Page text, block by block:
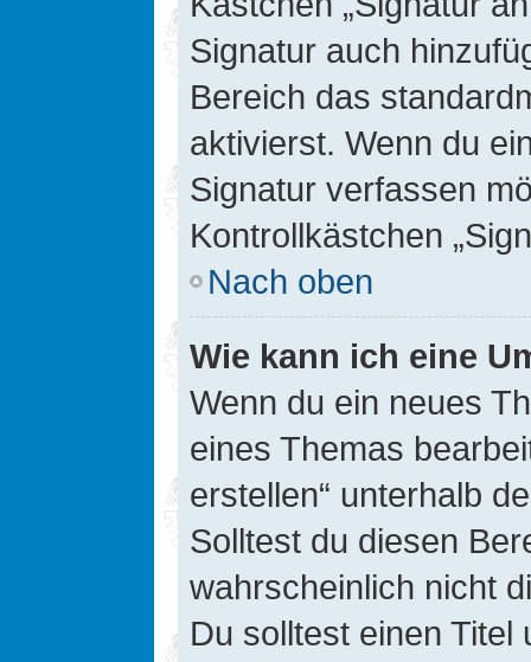
Signatur auch
Bereich das
aktivierst. Wenn du
Signatur verfassen
Kontrollkästchen
Nach oben
Wie kann ich eine
Wenn du ein neues
eines Themas
erstellen“ unterhalb
Solltest du diesen
wahrscheinlich nicht
Du solltest einen